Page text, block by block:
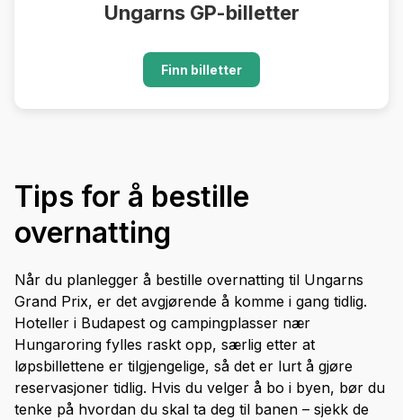
Ungarns GP-billetter
Finn billetter
Tips for å bestille
overnatting
Når du planlegger å bestille overnatting til Ungarns
Grand Prix, er det avgjørende å komme i gang tidlig.
Hoteller i Budapest og campingplasser nær
Hungaroring fylles raskt opp, særlig etter at
løpsbillettene er tilgjengelige, så det er lurt å gjøre
reservasjoner tidlig. Hvis du velger å bo i byen, bør du
tenke på hvordan du skal ta deg til banen – sjekk de